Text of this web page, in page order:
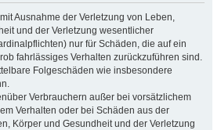
Ausnahme der Verletzung von Leben,
und der Verletzung wesentlicher
nur für Schäden, die auf ein
fahrlässiges Verhalten zurückzuführen sind.
Folgeschäden wie insbesondere
Verbrauchern außer bei vorsätzlichem
Verhalten oder bei Schäden aus der
Körper und Gesundheit und der Verletzung